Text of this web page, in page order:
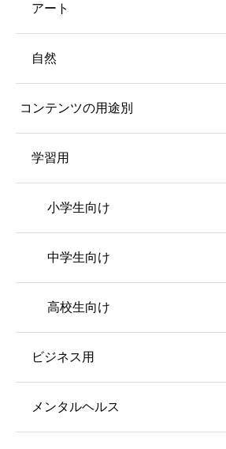
アート
自然
コンテンツの用途別
学習用
小学生向け
中学生向け
高校生向け
ビジネス用
メンタルヘルス